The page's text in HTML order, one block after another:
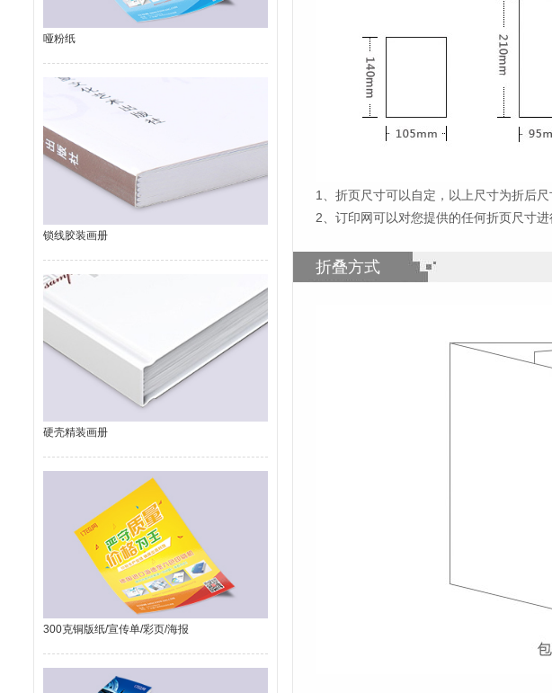
哑粉纸
锁线胶装画册
硬壳精装画册
300克铜版纸/宣传单/彩页/海报
1
折页尺寸可以自定，以上尺寸为折后
2、订印网可以对您提供的任何折页尺寸
折叠方式